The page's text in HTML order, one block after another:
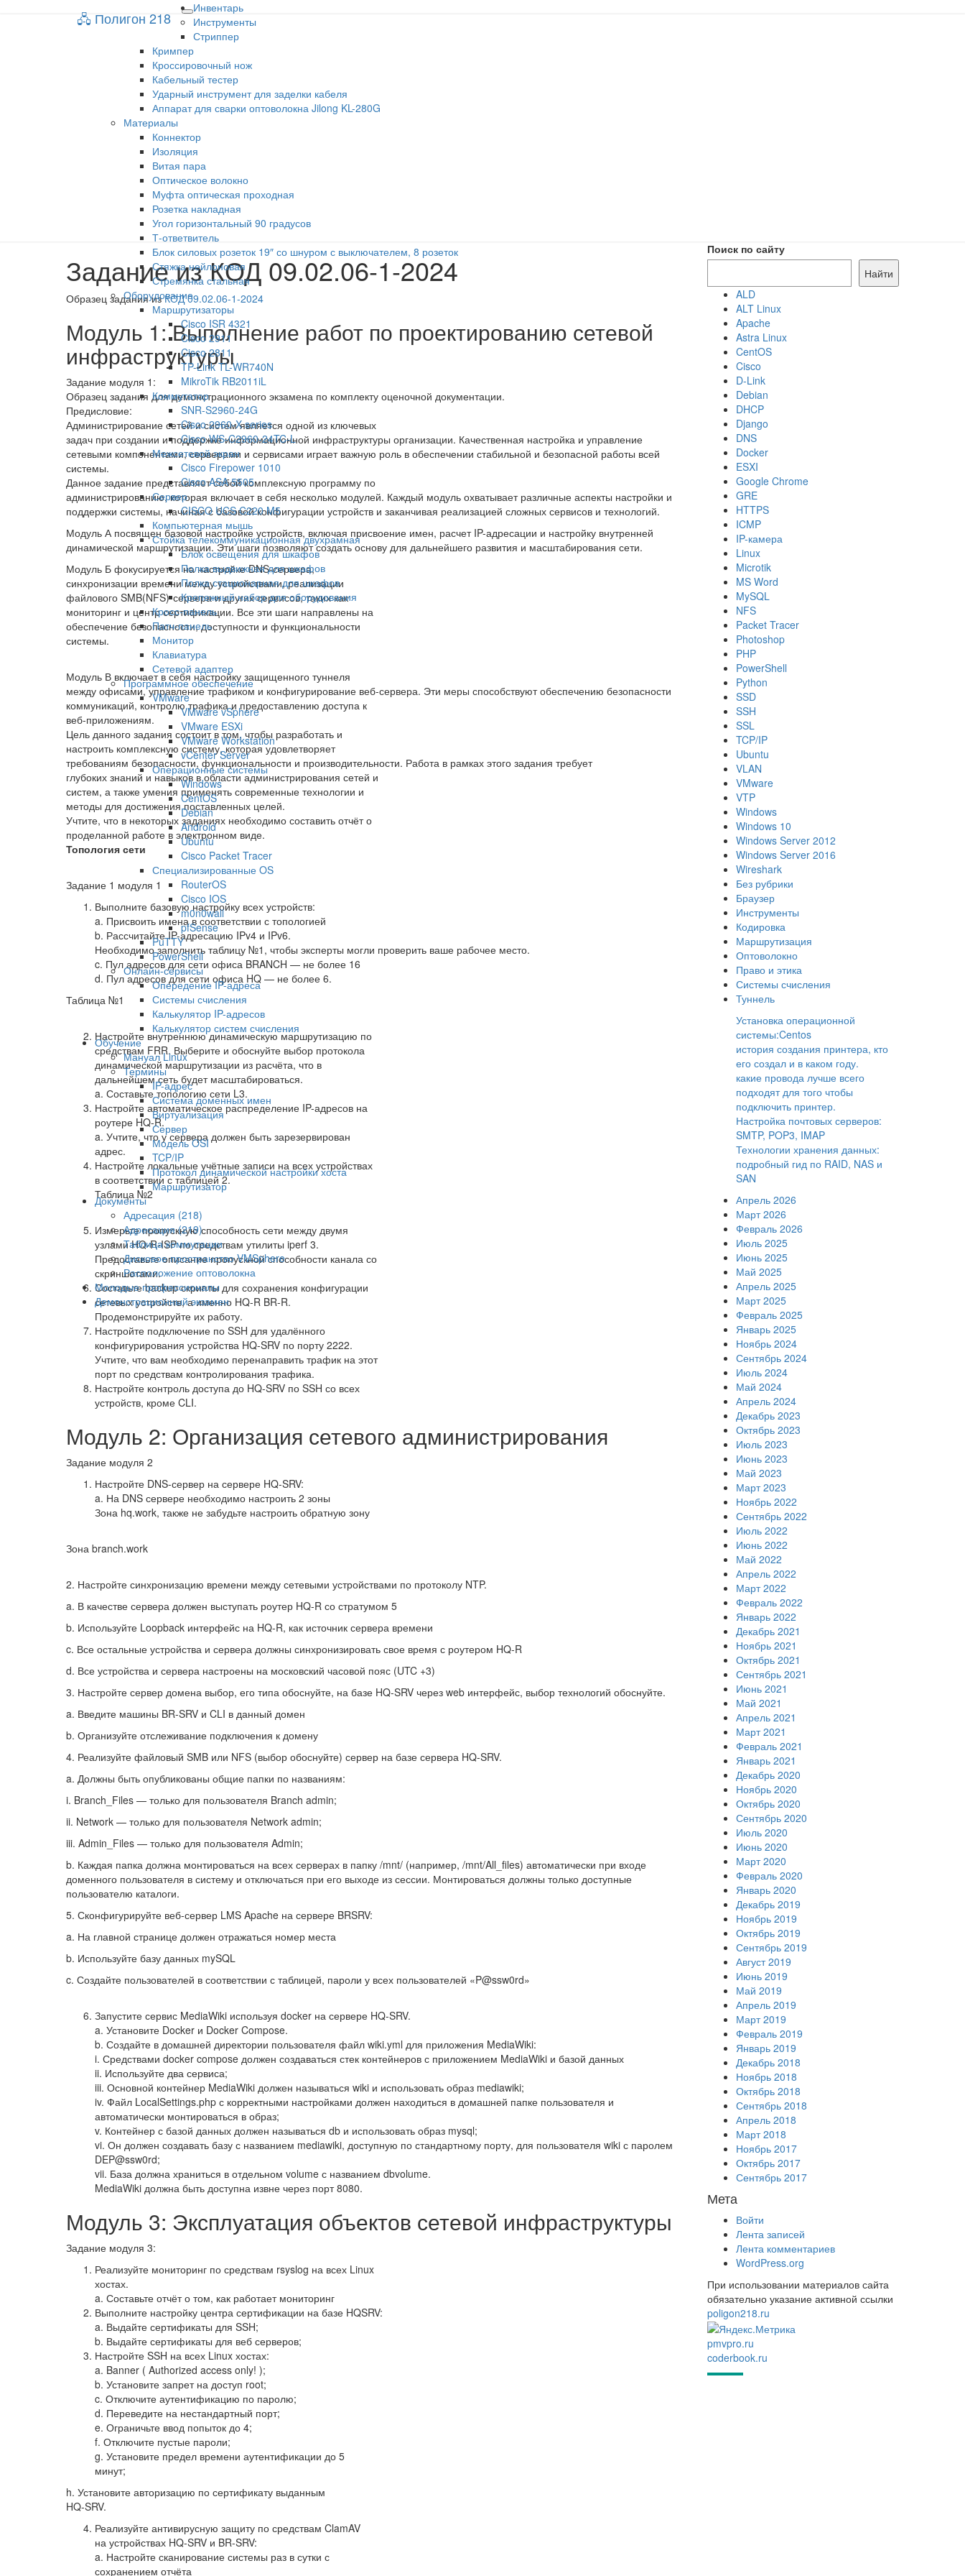
Toggle
navigation
🖧 Полигон 218
Инвентарь
Инструменты
Стриппер
Кримпер
Кроссировочный нож
Кабельный тестер
Ударный инструмент для заделки кабеля
Аппарат для сварки оптоволокна Jilong KL-280G
Материалы
Коннектор
Изоляция
Витая пара
Оптическое волокно
Муфта оптическая проходная
Розетка накладная
Угол горизонтальный 90 градусов
Т-ответвитель
Блок силовых розеток 19″ со шнуром с выключателем, 8 розеток
Стяжка нейлоновая
Стремянка стальная
Оборудование
Маршрутизаторы
Cisco ISR 4321
Cisco 2911
Cisco 2811
TP-Link TL-WR740N
MikroTik RB2011iL
Коммутатор
SNR-S2960-24G
Cisco 2960-X series
Cisco WS-C2960-24TC-L
Межсетевой экран
Cisco Firepower 1010
Cisco ASA 5505
Сервер
CISCO UCS C220 M5
Компьютерная мышь
Стойка телекоммуникационная двухрамная
Блок освещения для шкафов
Полка выдвижная для шкафов
Полка стационарная для шкафов
Крепежный набор для оборудования
Кросс-панель
Патч-панель
Монитор
Клавиатура
Сетевой адаптер
Программное обеспечение
VMware
VMware vSphere
VMware ESXi
VMware Workstation
vCenter Server
Операционные системы
Windows
CentOS
Debian
Android
Ubuntu
Cisco Packet Tracer
Специализированные OS
RouterOS
Cisco IOS
m0n0wall
pfSense
PuTTY
PowerShell
Онлайн-сервисы
Опередение IP-адреса
Системы счисления
Калькулятор IP-адресов
Калькулятор систем счисления
Обучение
Мануал Linux
Термины
IP-адрес
Система доменных имен
Виртуализация
Сервер
Модель OSI
TCP/IP
Протокол динамической настройки хоста
Маршрутизатор
Документы
Адресация (218)
Адресация (219)
Таблица коммутации
Дисковое пространство VMSphere
Расположение оптоволокна
Молодые профессионалы
Демонстрационный экзамен
🖧 Полигон 218
Учебный портал
Задание
из
09.02.06-
2024
Задание из КОД 09.02.06-1-2024
Образец задания изКОД 09.02.06-1-2024
Модуль 1: Выполнение работ по проектированию сетевой
инфраструктуры
Задание модуля 1:
Образец задания для демонстрационного экзамена по комплекту оценочной документации.
Предисловие:
Администрирование сетей и систем является одной из ключевых
задач при создании и поддержке информационной инфраструктуры организации. Качественная настройка и управление
сетевыми компонентами, серверами и сервисами играет важную роль в обеспечении стабильной и безопасной работы всей
системы.
Данное задание представляет собой комплексную программу по
администрированию, которая включает в себя несколько модулей. Каждый модуль охватывает различные аспекты настройки и
поддержки системы, начиная с базовой конфигурации устройств и заканчивая реализацией сложных сервисов и технологий.
Модуль А посвящен базовой настройке устройств, включая присвоение имен, расчет IP-адресации и настройку внутренней
динамической маршрутизации. Эти шаги позволяют создать основу для дальнейшего развития и масштабирования сети.
Модуль Б фокусируется на настройке DNS-сервера,
синхронизации времени между устройствами, реализации
файлового SMB(NFS)-сервера и других сервисов, таких как
мониторинг и центр сертификации. Все эти шаги направлены на
обеспечение безопасности, доступности и функциональности
системы.
Модуль В включает в себя настройку защищенного туннеля
между офисами, управление трафиком и конфигурирование веб-сервера. Эти меры способствуют обеспечению безопасности
коммуникаций, контролю трафика и предоставлению доступа к
веб-приложениям.
Цель данного задания состоит в том, чтобы разработать и
настроить комплексную систему, которая удовлетворяет
требованиям безопасности, функциональности и производительности. Работа в рамках этого задания требует
глубоких знаний и навыков в области администрирования сетей и
систем, а также умения применять современные технологии и
методы для достижения поставленных целей.
Учтите, что в некоторых заданиях необходимо составить отчёт о
проделанной работе в электронном виде.
Топология сети
Задание 1 модуля 1
Выполните базовую настройку всех устройств:
a. Присвоить имена в соответствии с топологией
b. Рассчитайте IP-адресацию IPv4 и IPv6.
Необходимо заполнить таблицу №1, чтобы эксперты могли проверить ваше рабочее место.
c. Пул адресов для сети офиса BRANCH — не более 16
d. Пул адресов для сети офиса HQ — не более 6.
Таблица №1
Настройте внутреннюю динамическую маршрутизацию по
средствам FRR. Выберите и обоснуйте выбор протокола
динамической маршрутизации из расчёта, что в
дальнейшем сеть будет масштабироваться.
a. Составьте топологию сети L3.
Настройте автоматическое распределение IP-адресов на
роутере HQ-R.
a. Учтите, что у сервера должен быть зарезервирован
адрес.
Настройте локальные учётные записи на всех устройствах
в соответствии с таблицей 2.
Таблица №2
Измерьте пропускную способность сети между двумя
узлами HQ-R-ISP по средствам утилиты iperf 3.
Предоставьте описание пропускной способности канала со
скриншотами.
Составьте backup скрипты для сохранения конфигурации
сетевых устройств, а именно HQ-R BR-R.
Продемонстрируйте их работу.
Настройте подключение по SSH для удалённого
конфигурирования устройства HQ-SRV по порту 2222.
Учтите, что вам необходимо перенаправить трафик на этот
порт по средствам контролирования трафика.
Настройте контроль доступа до HQ-SRV по SSH со всех
устройств, кроме CLI.
Модуль 2: Организация сетевого администрирования
Задание модуля 2
Настройте DNS-сервер на сервере HQ-SRV:
a. На DNS сервере необходимо настроить 2 зоны
Зона hq.work, также не забудьте настроить обратную зону
Зона branch.work
2. Настройте синхронизацию времени между сетевыми устройствами по протоколу NTP.
a. В качестве сервера должен выступать роутер HQ-R со стратумом 5
b. Используйте Loopback интерфейс на HQ-R, как источник сервера времени
c. Все остальные устройства и сервера должны синхронизировать свое время с роутером HQ-R
d. Все устройства и сервера настроены на московский часовой пояс (UTC +3)
3. Настройте сервер домена выбор, его типа обоснуйте, на базе HQ-SRV через web интерфейс, выбор технологий обоснуйте.
a. Введите машины BR-SRV и CLI в данный домен
b. Организуйте отслеживание подключения к домену
4. Реализуйте файловый SMB или NFS (выбор обоснуйте) сервер на базе сервера HQ-SRV.
a. Должны быть опубликованы общие папки по названиям:
i. Branch_Files — только для пользователя Branch admin;
ii. Network — только для пользователя Network admin;
iii. Admin_Files — только для пользователя Admin;
b. Каждая папка должна монтироваться на всех серверах в папку /mnt/ (например, /mnt/All_files) автоматически при входе
доменного пользователя в систему и отключаться при его выходе из сессии. Монтироваться должны только доступные
пользователю каталоги.
5. Сконфигурируйте веб-сервер LMS Apache на сервере BRSRV:
a. На главной странице должен отражаться номер места
b. Используйте базу данных mySQL
c. Создайте пользователей в соответствии с таблицей, пароли у всех пользователей «P@ssw0rd»
Запустите сервис MediaWiki используя docker на сервере HQ-SRV.
a. Установите Docker и Docker Compose.
b. Создайте в домашней директории пользователя файл wiki.yml для приложения MediaWiki:
i. Средствами docker compose должен создаваться стек контейнеров с приложением MediaWiki и базой данных
ii. Используйте два сервиса;
iii. Основной контейнер MediaWiki должен называться wiki и использовать образ mediawiki;
iv. Файл LocalSettings.php с корректными настройками должен находиться в домашней папке пользователя и
автоматически монтироваться в образ;
v. Контейнер с базой данных должен называться db и использовать образ mysql;
vi. Он должен создавать базу с названием mediawiki, доступную по стандартному порту, для пользователя wiki с паролем
DEP@ssw0rd;
vii. База должна храниться в отдельном volume с названием dbvolume.
MediaWiki должна быть доступна извне через порт 8080.
Модуль 3: Эксплуатация объектов сетевой инфраструктуры
Задание модуля 3:
Реализуйте мониторинг по средствам rsyslog на всех Linux
хостах.
a. Составьте отчёт о том, как работает мониторинг
Выполните настройку центра сертификации на базе HQSRV:
a. Выдайте сертификаты для SSH;
b. Выдайте сертификаты для веб серверов;
Настройте SSH на всех Linux хостах:
a. Banner ( Authorized access only! );
b. Установите запрет на доступ root;
c. Отключите аутентификацию по паролю;
d. Переведите на нестандартный порт;
e. Ограничьте ввод попыток до 4;
f. Отключите пустые пароли;
g. Установите предел времени аутентификации до 5
минут;
h. Установите авторизацию по сертификату выданным
HQ-SRV.
Реализуйте антивирусную защиту по средствам ClamAV
на устройствах HQ-SRV и BR-SRV:
a. Настройте сканирование системы раз в сутки с
сохранением отчёта
Поиск по сайту
Найти
ALD
ALT Linux
Apache
Astra Linux
CentOS
Cisco
D-Link
Debian
DHCP
Django
DNS
Docker
ESXI
Google Chrome
GRE
HTTPS
ICMP
IP-камера
Linux
Microtik
MS Word
MySQL
NFS
Packet Tracer
Photoshop
PHP
PowerShell
Python
SSD
SSH
SSL
TCP/IP
Ubuntu
VLAN
VMware
VTP
Windows
Windows 10
Windows Server 2012
Windows Server 2016
Wireshark
Без рубрики
Браузер
Инструменты
Кодировка
Маршрутизация
Оптоволокно
Право и этика
Системы счисления
Туннель
Установка операционной
системы:Centos
история создания принтера, кто
его создал и в каком году.
какие провода лучше всего
подходят для того чтобы
подключить принтер.
Настройка почтовых серверов:
SMTP, POP3, IMAP
Технологии хранения данных:
подробный гид по RAID, NAS и
SAN
Апрель 2026
Март 2026
Февраль 2026
Июль 2025
Июнь 2025
Май 2025
Апрель 2025
Март 2025
Февраль 2025
Январь 2025
Ноябрь 2024
Сентябрь 2024
Июль 2024
Май 2024
Апрель 2024
Декабрь 2023
Октябрь 2023
Июль 2023
Июнь 2023
Май 2023
Март 2023
Ноябрь 2022
Сентябрь 2022
Июль 2022
Июнь 2022
Май 2022
Апрель 2022
Март 2022
Февраль 2022
Январь 2022
Декабрь 2021
Ноябрь 2021
Октябрь 2021
Сентябрь 2021
Июнь 2021
Май 2021
Апрель 2021
Март 2021
Февраль 2021
Январь 2021
Декабрь 2020
Ноябрь 2020
Октябрь 2020
Сентябрь 2020
Июль 2020
Июнь 2020
Март 2020
Февраль 2020
Январь 2020
Декабрь 2019
Ноябрь 2019
Октябрь 2019
Сентябрь 2019
Август 2019
Июнь 2019
Май 2019
Апрель 2019
Март 2019
Февраль 2019
Январь 2019
Декабрь 2018
Ноябрь 2018
Октябрь 2018
Сентябрь 2018
Апрель 2018
Март 2018
Ноябрь 2017
Октябрь 2017
Сентябрь 2017
Мета
Войти
Лента записей
Лента комментариев
WordPress.org
При использовании материалов сайта
обязательно указание активной ссылки
poligon218.ru
pmvpro.ru
coderbook.ru